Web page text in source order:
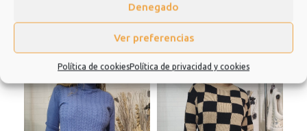
Denegado
Ver preferencias
Política de cookiesPolítica de privacidad y cookies